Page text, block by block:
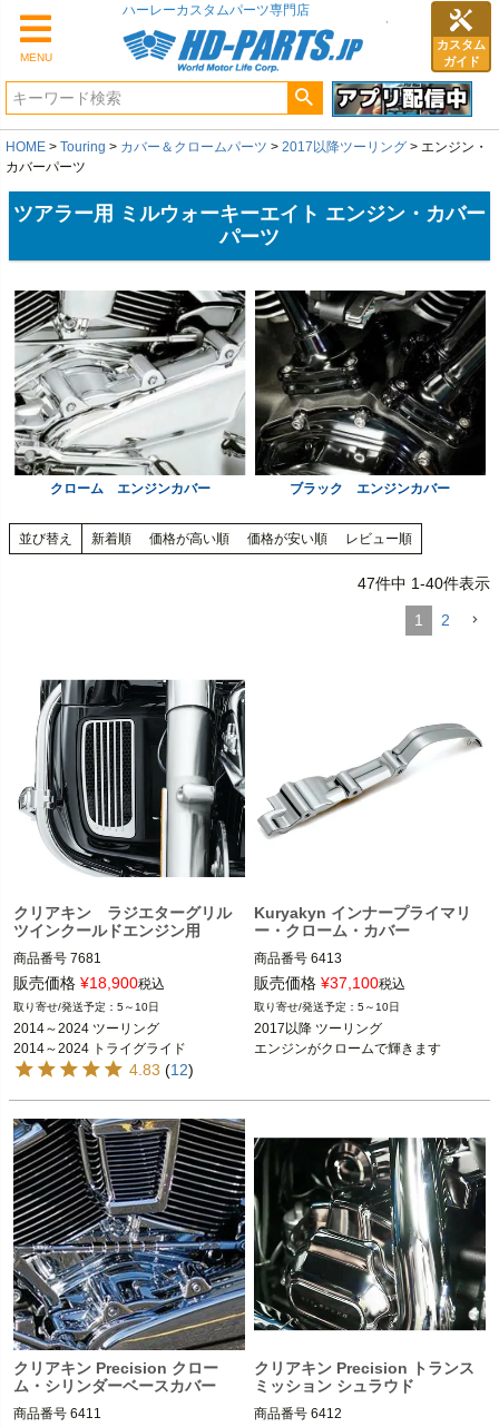
MENU
カスタム
ガイド
HOME Touring カバー＆クロームパーツ 2017以降ツーリング
エンジン・
カバーパーツ
ツアラー用 ミルウォーキーエイト エンジン・カバー
パーツ
クローム エンジンカバー ブラック エンジンカバー
並び替え 新着順 価格が高い順 価格が安い順 レビュー順
47件中 1-40件表示
1 2
クリアキン ラジエターグリル
ツインクールドエンジン用
商品番号 7681
2014～2024 ツーリング FLHT
※ツインクールドエンジン車両搭載車
2014～2024 トライグライド
kuryakyn（クリアキン）
販売価格 ¥18,900税込
5～10日
2014～2024 ツーリング
2014～2024 トライグライド
4.83 (12)
Kuryakyn インナープライマリ
ー・クローム・カバー
商品番号 6413
2017以降 ツーリング
kuryakyn（クリアキン）
販売価格 ¥37,100税込
5～10日
2017以降 ツーリング
エンジンがクロームで輝きます
クリアキン Precision クロー
ム・シリンダーベースカバー
商品番号 6411
クリアキン Precision トランス
ミッション シュラウド
商品番号 6412